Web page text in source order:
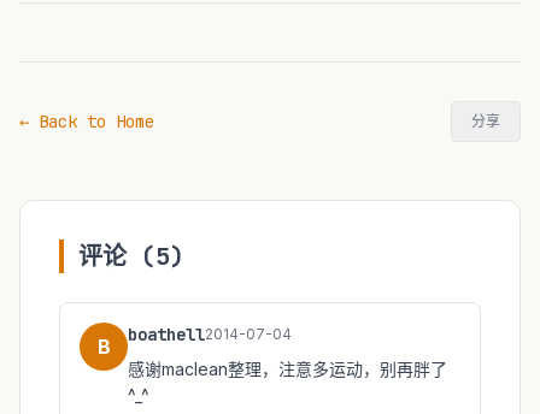
← Back to Home 分享
评论 (5)
B boathell2014-07-04
感谢maclean整理，注意多运动，别再胖了
^_^